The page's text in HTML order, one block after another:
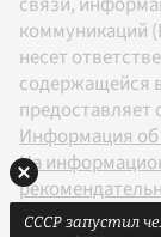
коммуникаций
несет
содержащейся
Информация об
На
Правилами
СССР запустил